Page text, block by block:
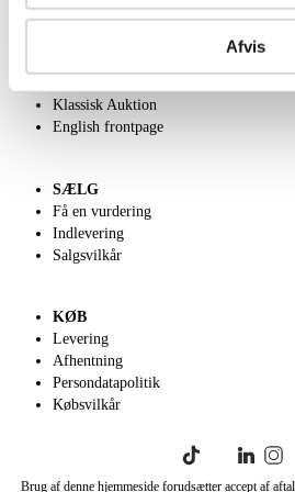
Afvis
OM OS
Klassisk Auktion
English frontpage
SÆLG
Få en vurdering
Indlevering
Salgsvilkår
KØB
Levering
Afhentning
Persondatapolitik
Købsvilkår
Brug af denne hjemmeside forudsætter accept af